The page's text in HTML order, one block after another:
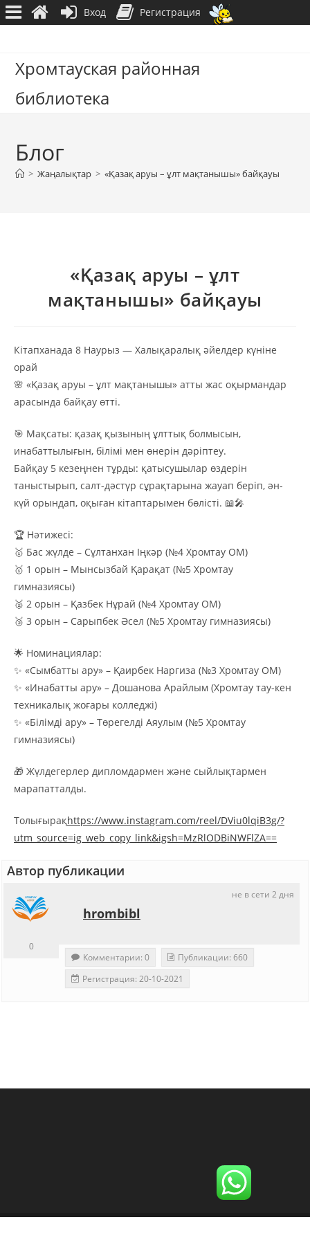
содержимому
Хромтауская районная
библиотека
Блог
> Жаңалықтар > «Қазақ аруы – ұлт мақтанышы» байқауы
«Қазақ аруы – ұлт
мақтанышы» байқауы
Кітапханада 8 Наурыз — Халықаралық әйелдер күніне
орай
🌸 «Қазақ аруы – ұлт мақтанышы» атты жас оқырмандар
арасында байқау өтті.
🎯 Мақсаты: қазақ қызының ұлттық болмысын,
инабаттылығын, білімі мен өнерін дәріптеу.
Байқау 5 кезеңнен тұрды: қатысушылар өздерін
таныстырып, салт-дәстүр сұрақтарына жауап беріп, ән-
күй орындап, оқыған кітаптарымен бөлісті. 📖🎤
🏆 Нәтижесі:
🥇 Бас жүлде – Сұлтанхан Іңкәр (№4 Хромтау ОМ)
🥇 1 орын – Мынсызбай Қарақат (№5 Хромтау
гимназиясы)
🥈 2 орын – Қазбек Нұрай (№4 Хромтау ОМ)
🥉 3 орын – Сарыпбек Әсел (№5 Хромтау гимназиясы)
🌟 Номинациялар:
✨ «Сымбатты ару» – Қаирбек Наргиза (№3 Хромтау ОМ)
✨ «Инабатты ару» – Дошанова Арайлым (Хромтау тау-кен
техникалық жоғары колледжі)
✨ «Білімді ару» – Төрегелді Аяулым (№5 Хромтау
гимназиясы)
🎁 Жүлдегерлер дипломдармен және сыйлықтармен
марапатталды.
Толығырақhttps://www.instagram.com/reel/DViu0lqiB3g/?
utm_source=ig_web_copy_link&igsh=MzRlODBiNWFlZA==
Автор публикации
не в сети 2 дня
hrombibl
0
Комментарии: 0
Публикации: 660
Регистрация: 20-10-2021
Вход Регистрация